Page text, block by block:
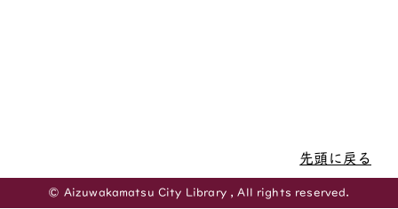
先頭に戻る
© Aizuwakamatsu City Library , All rights reserved.